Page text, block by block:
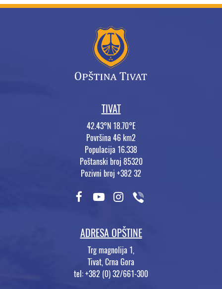
TIVAT
42.43°N 18.70°E
Površina 46 km2
Populacija 16.338
Poštanski broj 85320
Pozivni broj +382 32
ADRESA OPŠTINE
Trg magnolija 1,
Tivat, Crna Gora
tel: +382 (0) 32/661-300